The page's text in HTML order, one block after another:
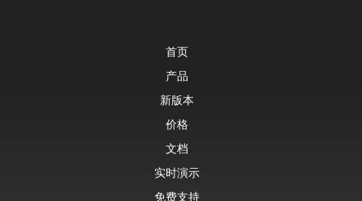
首页
产品
新版本
价格
文档
实时演示
免费支持